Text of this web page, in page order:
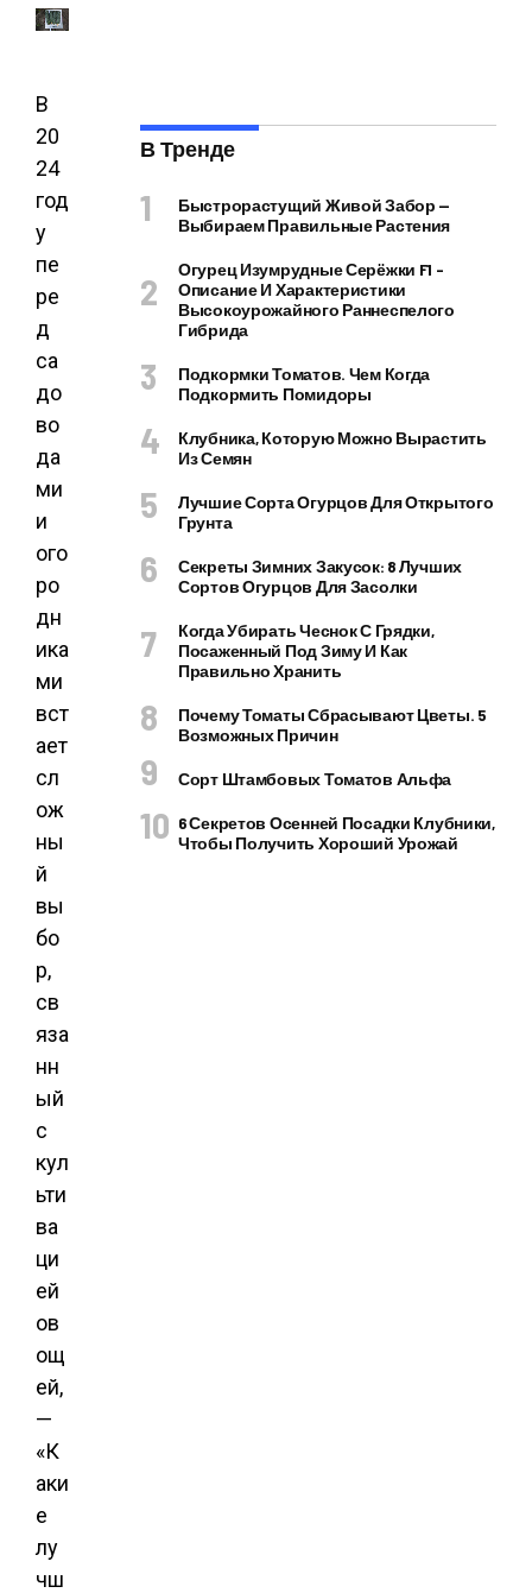
В
20
24
год
у
пе
ре
д
са
до
во
да
ми
и
ого
ро
дн
ика
ми
вст
ает
сл
ож
ны
й
вы
бо
р,
св
яза
нн
ый
с
кул
ьти
ва
ци
ей
ов
ощ
ей,
—
«К
аки
е
лу
чш
В Тренде
Быстрорастущий Живой Забор —
Выбираем Правильные Растения
Огурец Изумрудные Серёжки F1 –
Описание И Характеристики
Высокоурожайного Раннеспелого
Гибрида
Подкормки Томатов. Чем Когда
Подкормить Помидоры
Клубника, Которую Можно Вырастить
Из Семян
Лучшие Сорта Огурцов Для Открытого
Грунта
Секреты Зимних Закусок: 8 Лучших
Сортов Огурцов Для Засолки
Когда Убирать Чеснок С Грядки,
Посаженный Под Зиму И Как
Правильно Хранить
Почему Томаты Сбрасывают Цветы. 5
Возможных Причин
Сорт Штамбовых Томатов Альфа
6 Секретов Осенней Посадки Клубники,
Чтобы Получить Хороший Урожай